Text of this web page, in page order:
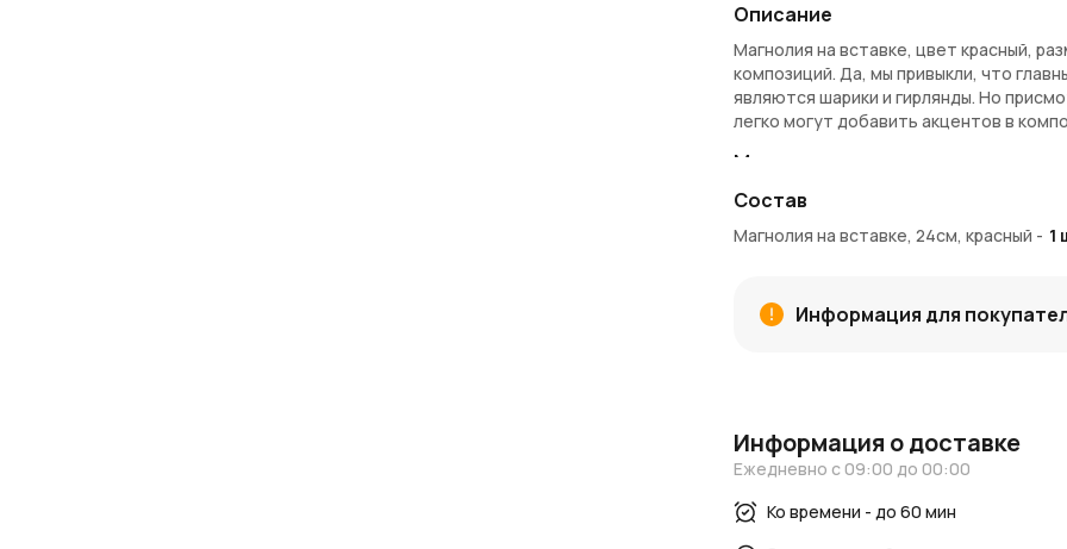
Описание
Магнолия на вставке, цвет красный,
композиций. Да, мы привыкли, что
являются шарики и гирлянды. Но
легко могут добавить акцентов в
Материалы и качество
Магнолия на вставке сделана из
Материалы идеально имитируют вид
привлекательности.
будут радовать вас каждое утро в
елки.
Мы рекомендуем использовать
общественных зон, мест ожидания. Вы
Состав
Магнолия на вставке, 24см, красный - 1
Информация для
Информация о доставке
Ежедневно с 09:00 до 00:00
Ко времени - до 60 мин